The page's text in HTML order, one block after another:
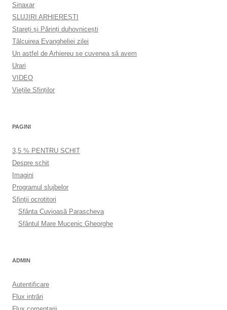
Sinaxar
SLUJIRI ARHIEREȘTI
Stareți și Părinți duhovnicești
Tâlcuirea Evangheliei zilei
Un astfel de Arhiereu se cuvenea să avem
Urari
VIDEO
Viețile Sfinților
PAGINI
3,5 % PENTRU SCHIT
Despre schit
Imagini
Programul slujbelor
Sfinţii ocrotitori
Sfânta Cuvioasă Parascheva
Sfântul Mare Mucenic Gheorghe
ADMIN
Autentificare
Flux intrări